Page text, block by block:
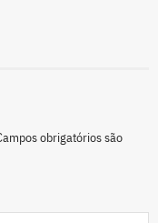
obrigatórios são